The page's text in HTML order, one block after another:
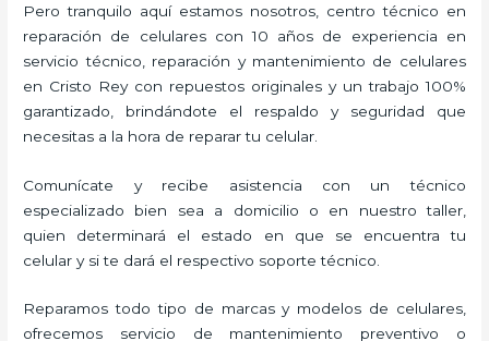
Pero tranquilo aquí estamos nosotros, centro técnico en
reparación de celulares con 10 años de experiencia en
servicio técnico, reparación y mantenimiento de celulares
en Cristo Rey con repuestos originales y un trabajo 100%
garantizado, brindándote el respaldo y seguridad que
necesitas a la hora de reparar tu celular.
Comunícate y recibe asistencia con un técnico
especializado bien sea a domicilio o en nuestro taller,
quien determinará el estado en que se encuentra tu
celular y si te dará el respectivo soporte técnico.
Reparamos todo tipo de marcas y modelos de celulares,
ofrecemos servicio de mantenimiento preventivo o